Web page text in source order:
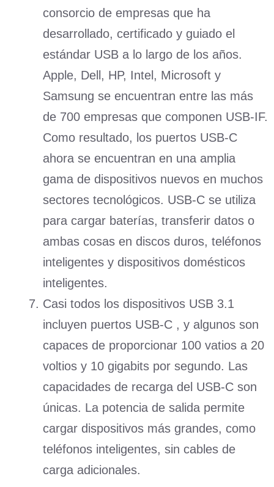
consorcio de empresas que ha
desarrollado, certificado y guiado el
estándar USB a lo largo de los años.
Apple, Dell, HP, Intel, Microsoft y
Samsung se encuentran entre las más
de 700 empresas que componen USB-IF.
Como resultado, los puertos USB-C
ahora se encuentran en una amplia
gama de dispositivos nuevos en muchos
sectores tecnológicos. USB-C se utiliza
para cargar baterías, transferir datos o
ambas cosas en discos duros, teléfonos
inteligentes y dispositivos domésticos
inteligentes.
Casi todos los dispositivos USB 3.1
incluyen puertos USB-C , y algunos son
capaces de proporcionar 100 vatios a 20
voltios y 10 gigabits por segundo. Las
capacidades de recarga del USB-C son
únicas. La potencia de salida permite
cargar dispositivos más grandes, como
teléfonos inteligentes, sin cables de
carga adicionales.